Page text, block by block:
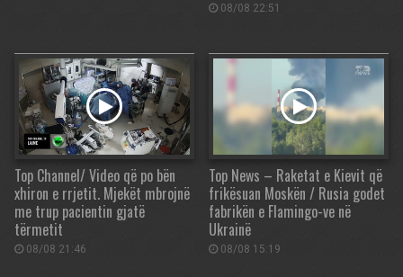
08/08 22:51
Top Channel/ Video që po bën
xhiron e rrjetit. Mjekët mbrojnë
me trup pacientin gjatë
tërmetit
08/08 21:46
Top News – Raketat e Kievit që
frikësuan Moskën / Rusia godet
fabrikën e Flamingo-ve në
Ukrainë
08/08 15:19